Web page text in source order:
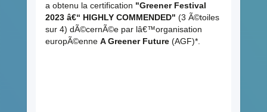
a obtenu la certification "Greener Festival
2023 â€“ HIGHLY COMMENDED" (3 Ã©toiles
sur 4) dÃ©cernÃ©e par lâ€™organisation
europÃ©enne A Greener Future (AGF)*.